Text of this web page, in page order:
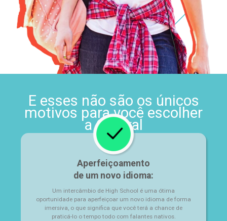
E esses não são os únicos
motivos para você escolher
a Central
Aperfeiçoamento
de um novo idioma:
Um intercâmbio de High School é uma ótima
oportunidade para aperfeiçoar um novo idioma de forma
imersiva, o que significa que você terá a chance de
praticá-lo o tempo todo com falantes nativos.